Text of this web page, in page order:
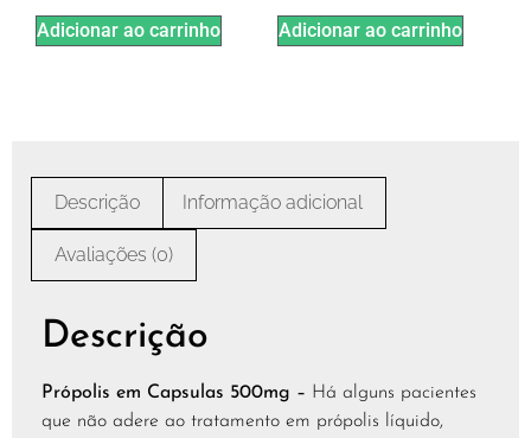
Adicionar ao carrinho Adicionar ao carrinho
Descrição Informação adicional
Avaliações (0)
Descrição
Própolis em Capsulas 500mg – Há alguns pacientes
que não adere ao tratamento em própolis líquido,